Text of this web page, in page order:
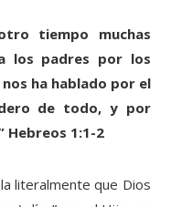
tiempo muchas
los padres por los
ha hablado por el
de todo, y por
Hebreos 1:1-2
literalmente que Dios